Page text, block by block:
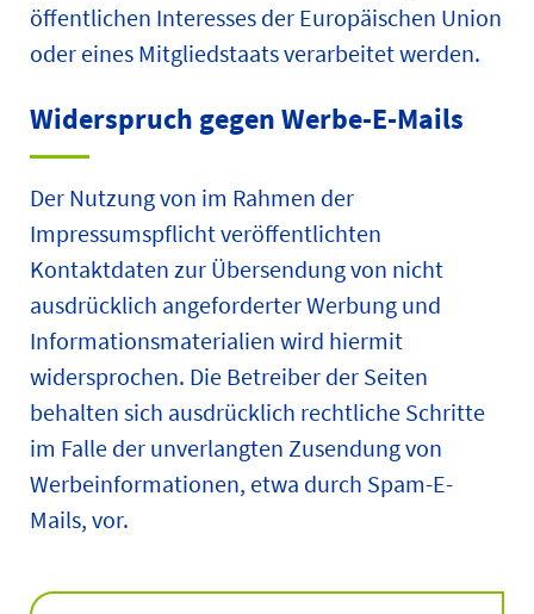
öffentlichen Interesses der Europäischen Union
oder eines Mitgliedstaats verarbeitet werden.
Widerspruch gegen Werbe-E-Mails
Der Nutzung von im Rahmen der
Impressumspflicht veröffentlichten
Kontaktdaten zur Übersendung von nicht
ausdrücklich angeforderter Werbung und
Informationsmaterialien wird hiermit
widersprochen. Die Betreiber der Seiten
behalten sich ausdrücklich rechtliche Schritte
im Falle der unverlangten Zusendung von
Werbeinformationen, etwa durch Spam-E-
Mails, vor.